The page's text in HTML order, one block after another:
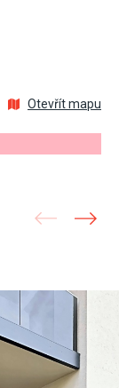
Otevřít mapu